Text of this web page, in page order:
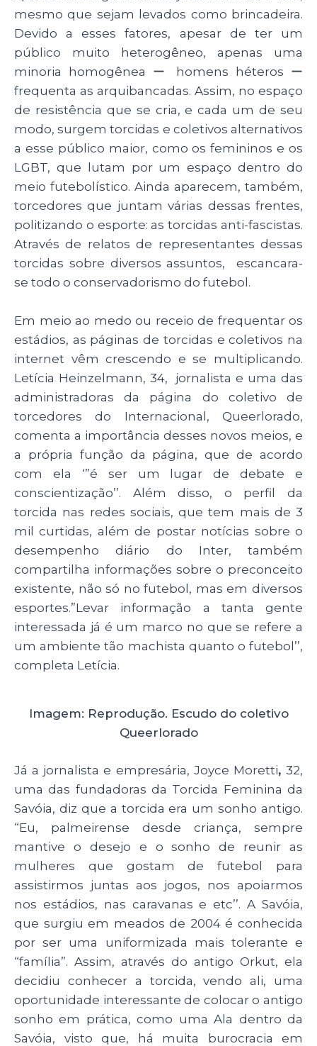
mesmo que sejam levados como brincadeira.
Devido a esses fatores, apesar de ter um
público muito heterogêneo, apenas uma
minoria homogênea ー homens héteros ー
frequenta as arquibancadas. Assim, no espaço
de resistência que se cria, e cada um de seu
modo, surgem torcidas e coletivos alternativos
a esse público maior, como os femininos e os
LGBT, que lutam por um espaço dentro do
meio futebolístico. Ainda aparecem, também,
torcedores que juntam várias dessas frentes,
politizando o esporte: as torcidas anti-fascistas.
Através de relatos de representantes dessas
torcidas sobre diversos assuntos, escancara-
se todo o conservadorismo do futebol.
Em meio ao medo ou receio de frequentar os
estádios, as páginas de torcidas e coletivos na
internet vêm crescendo e se multiplicando.
Letícia Heinzelmann, 34, jornalista e uma das
administradoras da página do coletivo de
torcedores do Internacional, Queerlorado,
comenta a importância desses novos meios, e
a própria função da página, que de acordo
com ela ‘”é ser um lugar de debate e
conscientização’’. Além disso, o perfil da
torcida nas redes sociais, que tem mais de 3
mil curtidas, além de postar notícias sobre o
desempenho diário do Inter, também
compartilha informações sobre o preconceito
existente, não só no futebol, mas em diversos
esportes.”Levar informação a tanta gente
interessada já é um marco no que se refere a
um ambiente tão machista quanto o futebol’’,
completa Letícia.
Imagem: Reprodução. Escudo do coletivo
Queerlorado
Já a jornalista e empresária, Joyce Moretti,32,
uma das fundadoras da Torcida Feminina da
Savóia, diz que a torcida era um sonho antigo.
“Eu, palmeirense desde criança, sempre
mantive o desejo e o sonho de reunir as
mulheres que gostam de futebol para
assistirmos juntas aos jogos, nos apoiarmos
nos estádios, nas caravanas e etc’’. A Savóia,
que surgiu em meados de 2004 é conhecida
por ser uma uniformizada mais tolerante e
“família”. Assim, através do antigo Orkut, ela
decidiu conhecer a torcida, vendo ali, uma
oportunidade interessante de colocar o antigo
sonho em prática, como uma Ala dentro da
Savóia, visto que, há muita burocracia em